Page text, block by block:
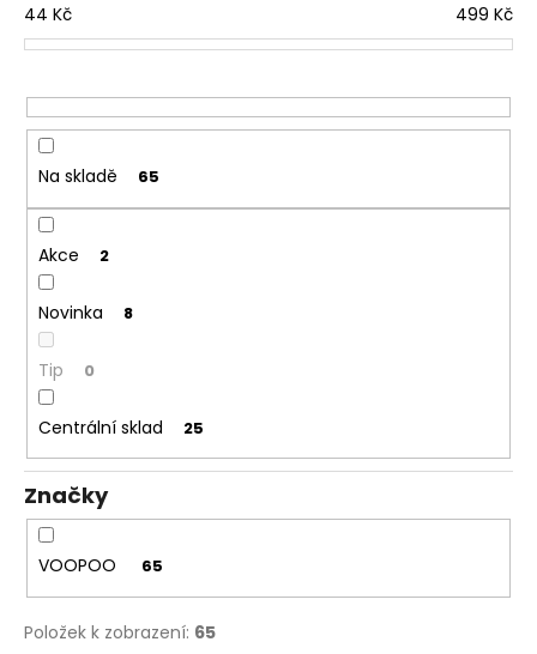
r
o
u
k
ů
44 Kč 499 Kč
Na skladě 65
Akce 2
Novinka 8
Tip 0
Centrální sklad 25
Značky
VOOPOO 65
Položek k zobrazení: 65
D
p
o
u
č
m
DEKANG
DESERT
SHIP
10ML
11MG
149
Kč
Původně:
195